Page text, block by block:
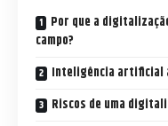
Por que a
campo?
Inteligência artificial
Riscos de uma